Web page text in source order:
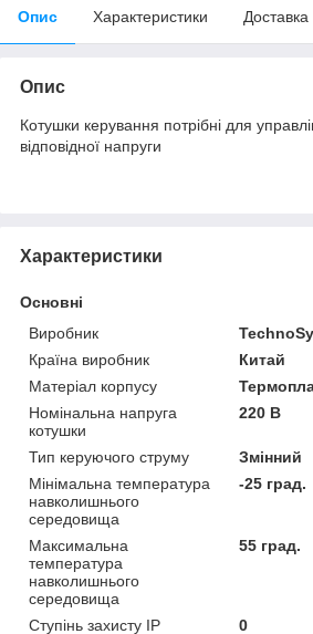
Опис Характеристики Доставка
Опис
Котушки керування потрібні для
відповідної напруги
Характеристики
Основні
Виробник
Країна виробник
Китай
Матеріал корпусу
Номінальна напруга
котушки
220 В
Тип керуючого струму
Змінний
Мінімальна температура
навколишнього
середовища
-25 град.
Максимальна
температура
навколишнього
середовища
55 град.
Ступінь захисту IP
0